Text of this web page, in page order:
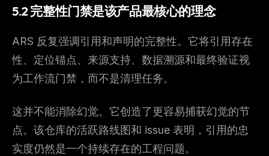
5.2 完整性门禁是该产品最核心的理念
ARS 反复强调引用和声明的完整性。它将引用存在
性、定位锚点、来源支持、数据溯源和最终验证视
为工作流门禁，而不是清理任务。
这并不能消除幻觉。它创造了更容易捕获幻觉的节
点。该仓库的活跃路线图和 issue 表明，引用的忠
实度仍然是一个持续存在的工程问题。